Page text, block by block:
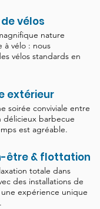
vélos
nature
à vélo : nous
vélos standards en
extérieur
soirée conviviale entre
délicieux barbecue
est agréable.
être & flottation
totale dans
des installations de
expérience unique